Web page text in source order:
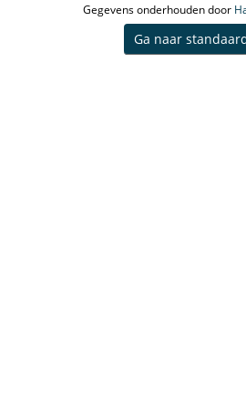
Gegevens onderhouden door
Ga naar